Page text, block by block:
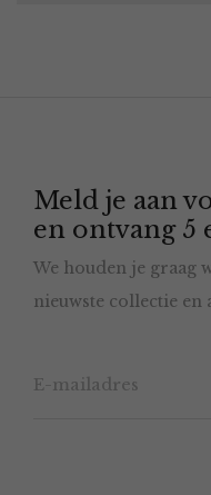
Meld je aan
en ontvang 5
We houden je graag
nieuwste collectie en